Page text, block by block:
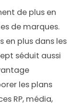
de plus en
de marques.
en plus dans les
séduit aussi
les plans
RP, média,